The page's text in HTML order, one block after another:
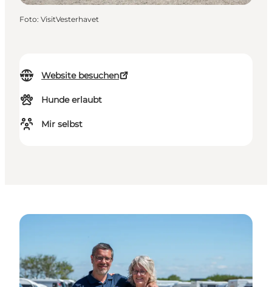
Website besuchen
Hunde erlaubt
Mir selbst
Foto: VisitVesterhavet